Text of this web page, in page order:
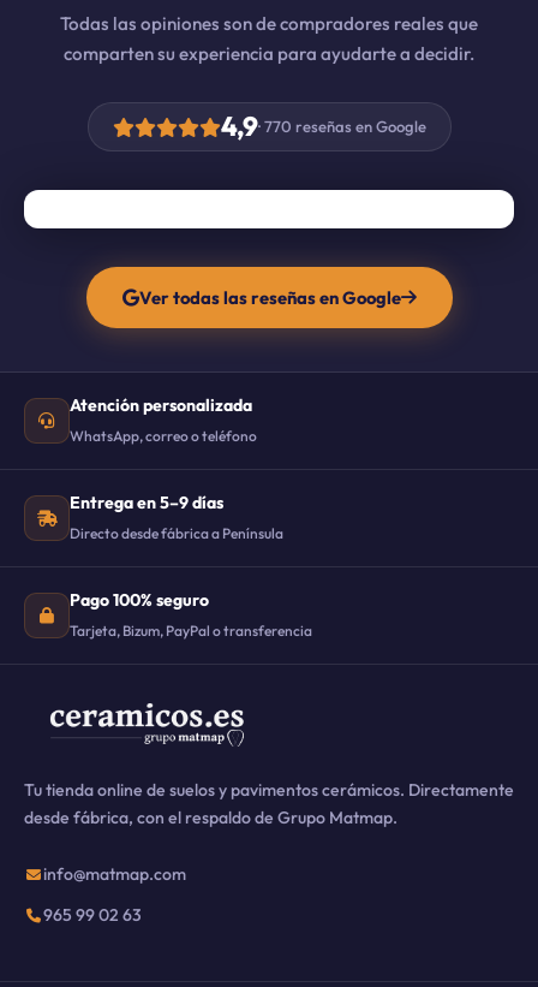
Todas las opiniones son de compradores reales que
comparten su experiencia para ayudarte a decidir.
4,9· 770 reseñas en Google
Ver todas las reseñas en Google
Atención personalizada
WhatsApp, correo o teléfono
Entrega en 5–9 días
Directo desde fábrica a Península
Pago 100% seguro
Tarjeta, Bizum, PayPal o transferencia
Tu tienda online de suelos y pavimentos cerámicos. Directamente
desde fábrica, con el respaldo de Grupo Matmap.
info@matmap.com
965 99 02 63